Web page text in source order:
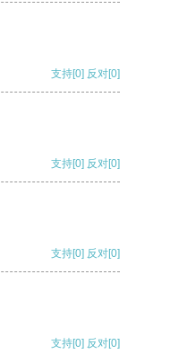
支持[0] 反对[0]
支持[0] 反对[0]
支持[0] 反对[0]
支持[0] 反对[0]